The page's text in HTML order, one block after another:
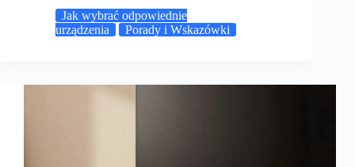
Jak wybrać odpowiednie
urządzenia
Porady i Wskazówki